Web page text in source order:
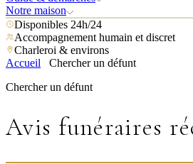
Notre maison
Disponibles 24h/24
Accompagnement humain et discret
Charleroi & environs
Accueil
Chercher un défunt
Chercher un défunt
Avis funéraires